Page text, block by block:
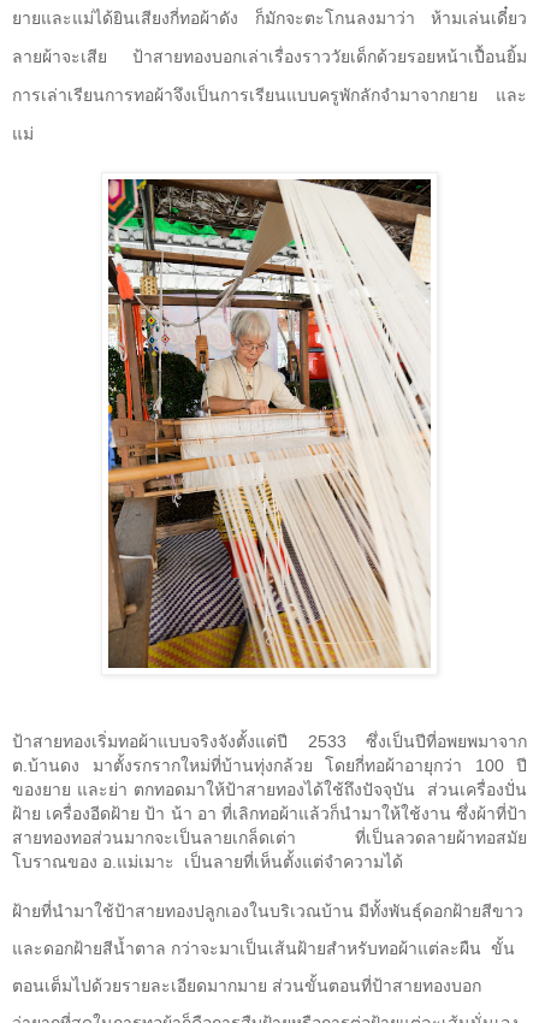
ยายและแม่ได้ยินเสียงกี่ทอผ้าดัง ก็มักจะตะโกนลงมาว่า ห้ามเล่นเดี๋ยว
ลายผ้าจะเสีย ป้าสายทองบอกเล่าเรื่องราววัยเด็กด้วยรอยหน้าเปื้อนยิ้ม
การเล่าเรียนการทอผ้าจึงเป็นการเรียนแบบครูพักลักจำมาจากยาย
และ
แม่
ป้าสายทองเริ่มทอผ้าแบบจริงจังตั้งแต่ปี 2533 ซึ่งเป็นปีที่อพยพมาจาก
ต.บ้านดง มาตั้งรกรากใหม่ที่บ้านทุ่งกล้วย โดยกี่ทอผ้าอายุกว่า 100 ปี
ของยาย และย่า ตกทอดมาให้ป้าสายทองได้ใช้ถึงปัจจุบัน
ส่วนเครื่องปั่น
ฝ้าย เครื่องอีดฝ้าย ป้า น้า อา ที่เลิกทอผ้าแล้วก็นำมาให้ใช้งาน ซึ่งผ้าที่ป้า
สายทองทอส่วนมากจะเป็นลายเกล็ดเต่า ที่เป็นลวดลายผ้าทอสมัย
โบราณของ อ.แม่เมาะ
เป็นลายที่เห็นตั้งแต่จำความได้
ฝ้ายที่นำมาใช้ป้าสายทองปลูกเองในบริเวณบ้าน มีทั้งพันธุ์ดอกฝ้ายสีขาว
และดอกฝ้ายสีน้ำตาล กว่าจะมาเป็นเส้นฝ้ายสำหรับทอผ้าแต่ละผืน ขั้น
ตอนเต็มไปด้วยรายละเอียดมากมาย ส่วนขั้นตอนที่ป้าสายทองบอก